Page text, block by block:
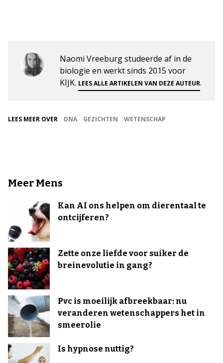
Naomi Vreeburg studeerde af in de
biologie en werkt sinds 2015 voor
KIJK. LEES ALLE ARTIKELEN VAN DEZE AUTEUR.
LEES MEER OVER DNA GEZICHTEN WETENSCHAP
Meer Mens
Kan AI ons helpen om dierentaal te
ontcijferen?
Zette onze liefde voor suiker de
breinevolutie in gang?
Pvc is moeilijk afbreekbaar: nu
veranderen wetenschappers het in
smeerolie
Is hypnose nuttig?